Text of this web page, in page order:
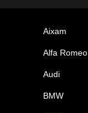
Aixam
Alfa Romeo
Audi
BMW